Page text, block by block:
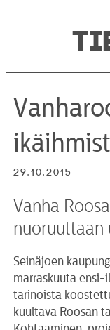
29.10.2015
Vanha
nuoruuttaan
Seinäjoen
marraskuuta ensi-
tarinoista
kuultava Roosan